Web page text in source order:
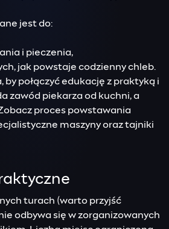
jest do:
i pieczenia,
jak powstaje codzienny chleb.
by połączyć edukację z praktyką i
zawód piekarza od kuchni, a
proces powstawania
maszyny oraz tajniki
turach (warto przyjść
odbywa się w zorganizowanych